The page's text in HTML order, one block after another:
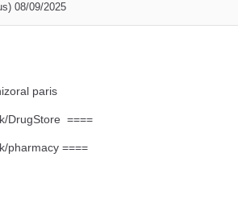
08/09/2025
paris
DrugStore ====
pharmacy ====